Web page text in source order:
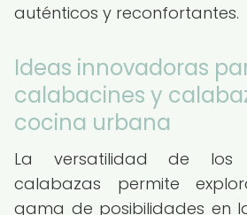
auténticos y reconfortantes.
Ideas innovadoras
calabacines y
cocina urbana
La versatilidad de los
calabazas permite
gama de posibilidades en